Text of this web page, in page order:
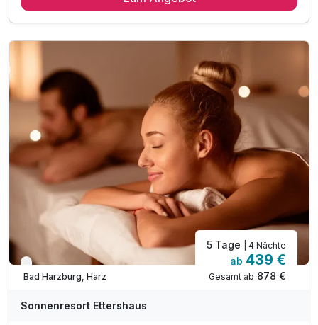
inkl. Nutzung des 1000m² großen Wellnessbereiches
Nutzung unserer Badelandschaft-Innen- & Außenpool
inkl. Saunalandschaft mit drei Saunen
inkl. Bademantel & Saunatuch für ihren Aufenthalt
inkl. Ruheraum mit Panorama-Fenster
inkl. Sonnenterrasse mit Blick auf die Burgberg
Nur noch bis Oktober
Bad Harzburg, Harz
5 Tage | 4 Nächte
ab 439 €
Gesamt ab 878 €
Sonnenresort Ettershaus